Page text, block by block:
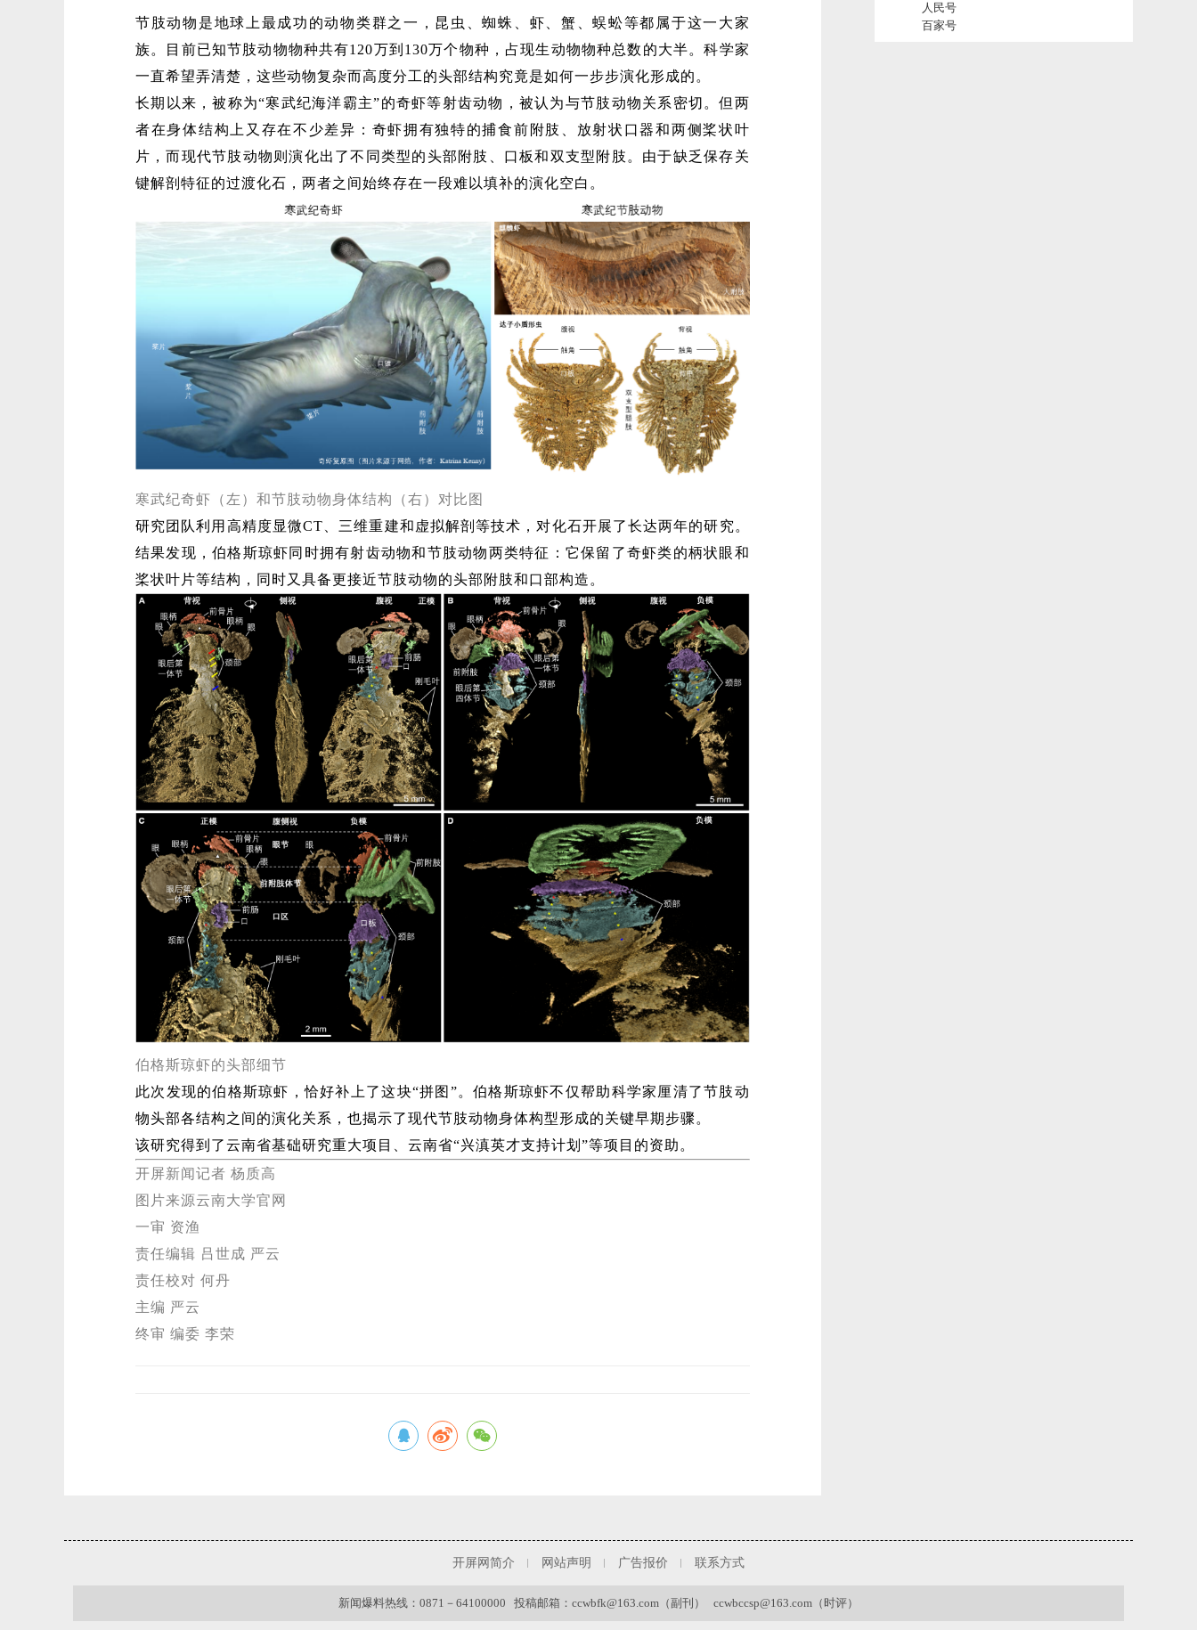
人民号
百家号
节肢动物是地球上最成功的动物类群之一，昆虫、蜘蛛、虾、蟹、蜈蚣等都属于这一大家
族。目前已知节肢动物物种共有120万到130万个物种，占现生动物物种总数的大半。科学家
一直希望弄清楚，这些动物复杂而高度分工的头部结构究竟是如何一步步演化形成的。
长期以来，被称为“寒武纪海洋霸主”的奇虾等射齿动物，被认为与节肢动物关系密切。但两
者在身体结构上又存在不少差异：奇虾拥有独特的捕食前附肢、放射状口器和两侧桨状叶
片，而现代节肢动物则演化出了不同类型的头部附肢、口板和双支型附肢。由于缺乏保存关
键解剖特征的过渡化石，两者之间始终存在一段难以填补的演化空白。
寒武纪奇虾（左）和节肢动物身体结构（右）对比图
研究团队利用高精度显微CT、三维重建和虚拟解剖等技术，对化石开展了长达两年的研究。
结果发现，伯格斯琼虾同时拥有射齿动物和节肢动物两类特征：它保留了奇虾类的柄状眼和
桨状叶片等结构，同时又具备更接近节肢动物的头部附肢和口部构造。
伯格斯琼虾的头部细节
此次发现的伯格斯琼虾，恰好补上了这块“拼图”。伯格斯琼虾不仅帮助科学家厘清了节肢动
物头部各结构之间的演化关系，也揭示了现代节肢动物身体构型形成的关键早期步骤。
该研究得到了云南省基础研究重大项目、云南省“兴滇英才支持计划”等项目的资助。
开屏新闻记者 杨质高
图片来源云南大学官网
一审 资渔
责任编辑 吕世成 严云
责任校对 何丹
主编 严云
终审 编委 李荣
开屏网简介 网站声明 广告报价 联系方式
新闻爆料热线：0871－64100000 投稿邮箱：ccwbfk@163.com（副刊） ccwbccsp@163.com（时评）